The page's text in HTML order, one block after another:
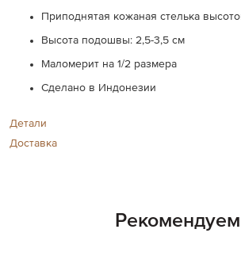
Приподнятая кожаная стелька
Высота подошвы: 2,5-3,5 см
Маломерит на 1/2 размера
Сделано в Индонезии
Детали
Доставка
Рекомендуем